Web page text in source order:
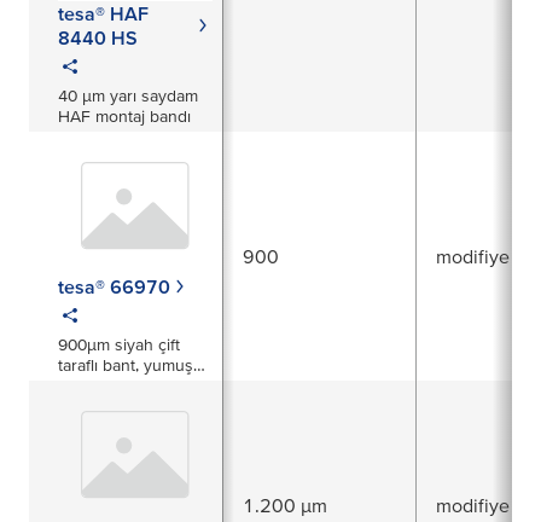
tesa® HAF
8440 HS
40 µm yarı saydam
HAF montaj bandı
tesa® 66970
900µm siyah çift
taraflı bant, yumuşak
900 modifiye
1.200 µm modifiye